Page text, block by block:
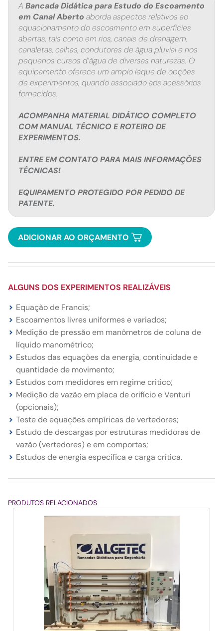
A Bancada Didática para Estudo do Escoamento
em Canal Aberto aborda aspectos relativos ao
equacionamento do escoamento em superfícies
abertas, tais como em rios, canais de drenagem,
canaletas, calhas, condutores de água pluvial e nos
pequenos cursos d’água de diversas naturezas. O
equipamento oferece um amplo leque de opções
de experimentos, quando associado aos acessórios
fornecidos.
ACOMPANHA MATERIAL DIDÁTICO COMPLETO
COM MANUAL TÉCNICO E ROTEIRO DE
EXPERIMENTOS.
ENTRE EM CONTATO PARA MAIS INFORMAÇÕES
TÉCNICAS!
EQUIPAMENTO PROTEGIDO POR PEDIDO DE
PATENTE.
ADICIONAR AO ORÇAMENTO
ALGUNS DOS EXPERIMENTOS REALIZÁVEIS
Equação de Francis;
Escoamentos livres uniformes e variados;
Medição de pressão em manômetros de coluna de
líquido manométrico;
Estudos das equações da energia, continuidade e
quantidade de movimento;
Estudos com medidores em regime critico;
Medição de vazão em placa de orifício e Venturi
(opcionais);
Teste de equações empíricas de vertedores;
Estudo de descargas por estruturas medidoras de
vazão (vertedores) e em comportas;
Estudos de energia específica e carga crítica.
PRODUTOS RELACIONADOS